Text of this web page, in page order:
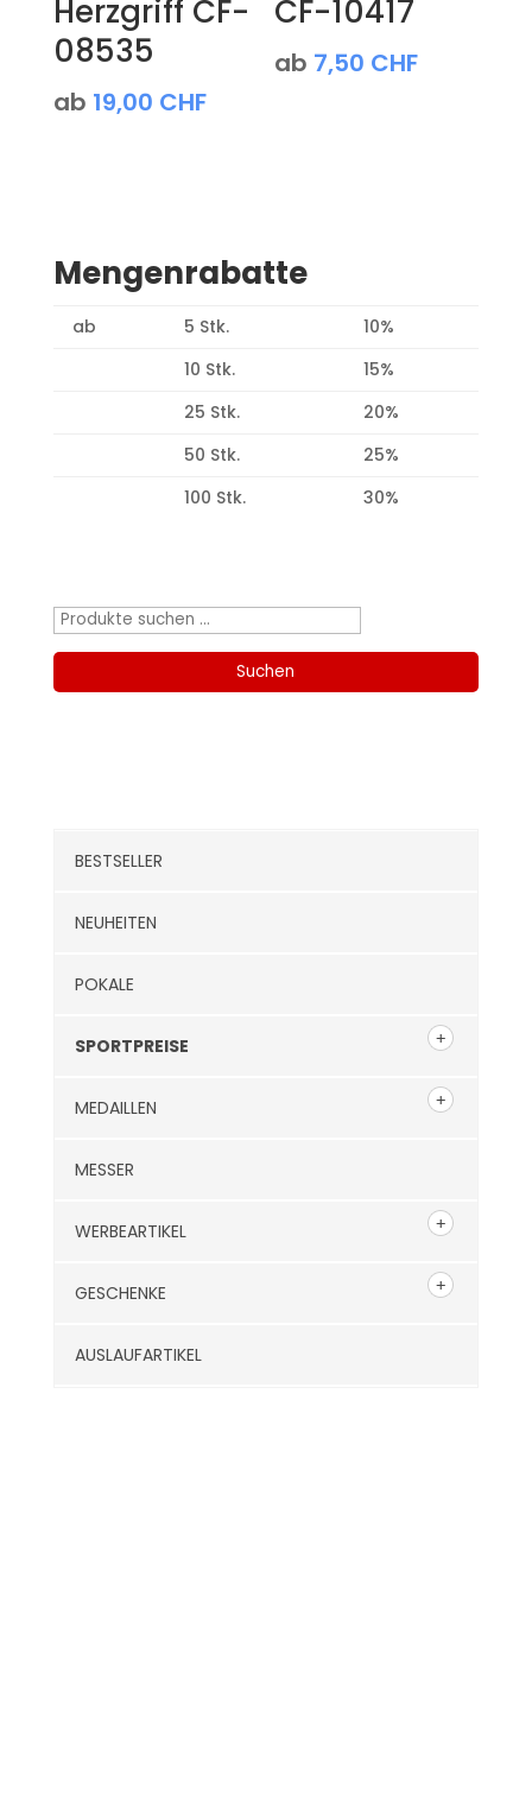
Herzgriff CF-
08535
ab 19,00 CHF
CF-10417
ab 7,50 CHF
Mengenrabatte
ab 5 Stk.
10%
10 Stk.
15%
25 Stk.
20%
50 Stk.
25%
100 Stk.
30%
Suchen
Suchen
BESTSELLER
NEUHEITEN
POKALE
SPORTPREISE
MEDAILLEN
MESSER
WERBEARTIKEL
GESCHENKE
AUSLAUFARTIKEL